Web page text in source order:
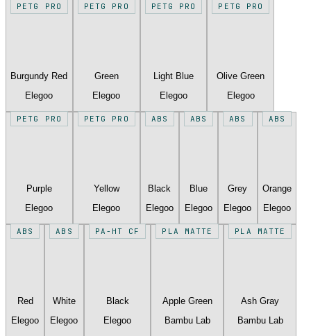
PETG PRO
Burgundy Red
Elegoo
PETG PRO
Green
Elegoo
PETG PRO
Light Blue
Elegoo
PETG PRO
Olive Green
Elegoo
PETG PRO
Purple
Elegoo
PETG PRO
Yellow
Elegoo
ABS
Black
Elegoo
ABS
Blue
Elegoo
ABS
Grey
Elegoo
ABS
Orange
Elegoo
ABS
Red
Elegoo
ABS
White
Elegoo
PA-HT CF
Black
Elegoo
PLA MATTE
Apple Green
Bambu Lab
PLA MATTE
Ash Gray
Bambu Lab